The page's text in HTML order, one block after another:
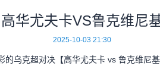
高华尤夫卡VS鲁克维尼
2025-10-03 21:30
的乌克超对决【高华尤夫卡 vs 鲁克维尼